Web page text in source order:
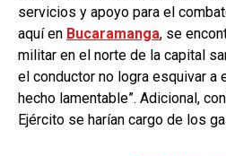
servicios y apoyo para el
aquí en Bucaramanga, se
militar en el norte de la capital
el conductor no logra esquivar a
hecho lamentable”. Adicional,
Ejército se harían cargo de los